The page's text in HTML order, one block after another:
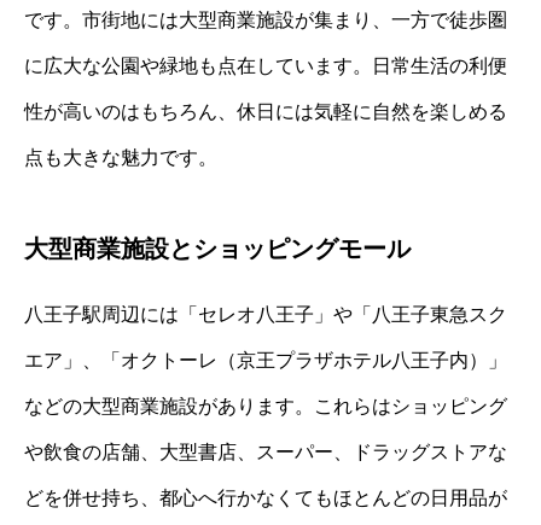
です。市街地には大型商業施設が集まり、一方で徒歩圏
に広大な公園や緑地も点在しています。日常生活の利便
性が高いのはもちろん、休日には気軽に自然を楽しめる
点も大きな魅力です。
大型商業施設とショッピングモール
八王子駅周辺には「セレオ八王子」や「八王子東急スク
エア」、「オクトーレ（京王プラザホテル八王子内）」
などの大型商業施設があります。これらはショッピング
や飲食の店舗、大型書店、スーパー、ドラッグストアな
どを併せ持ち、都心へ行かなくてもほとんどの日用品が